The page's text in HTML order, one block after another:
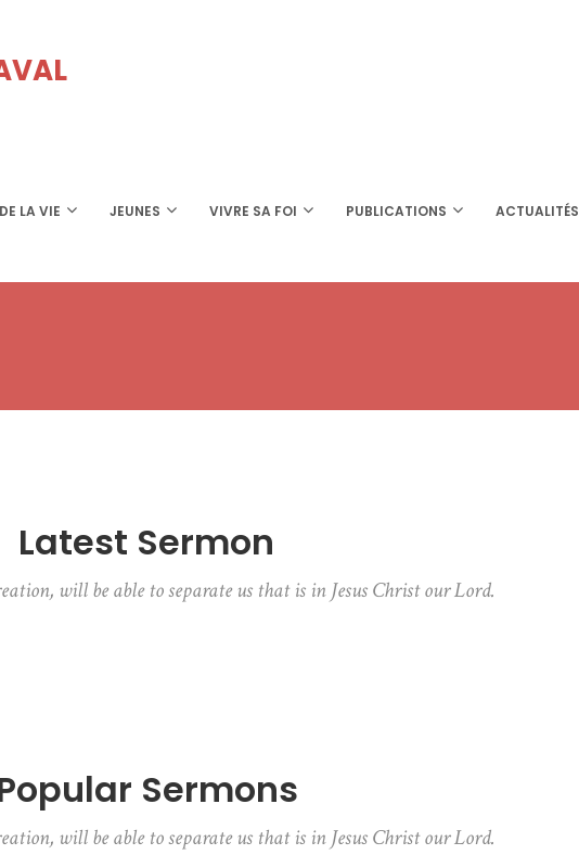
LA VIE JEUNES VIVRE SA FOI PUBLICATIONS ACTUALITÉS
Latest Sermon
will be able to separate us that is in Jesus Christ our Lord.
Sermons
will be able to separate us that is in Jesus Christ our Lord.